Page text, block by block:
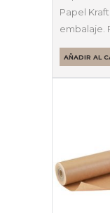
Papel
embalaje.
AÑADIR AL